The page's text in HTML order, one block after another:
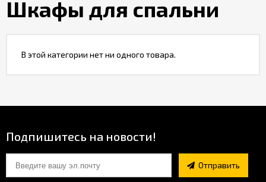
Shop-
Script
Вебасист
Хаб
Шкафы для спальни
В этой категории нет ни одного товара.
Подпишитесь на новости!
Отправить